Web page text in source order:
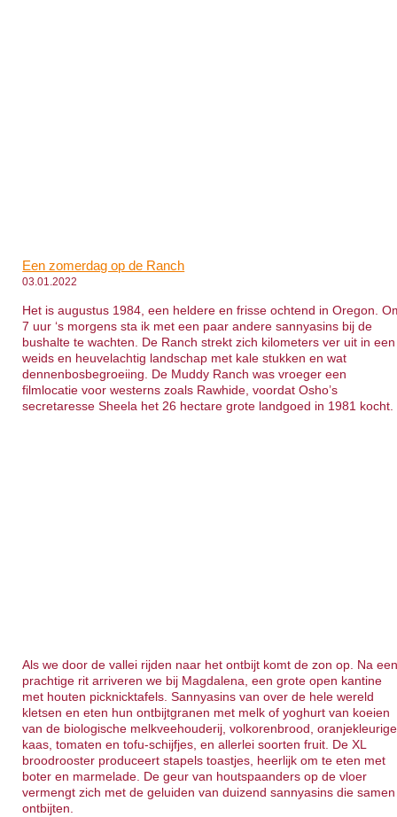
Een zomerdag op de Ranch
03.01.2022
Het is augustus 1984, een heldere en frisse ochtend in Oregon.
7 uur ‘s morgens sta ik met een paar andere sannyasins bij de
bushalte te wachten. De Ranch strekt zich kilometers ver uit in een
weids en heuvelachtig landschap met kale stukken en wat
dennenbosbegroeiing. De Muddy Ranch was vroeger een
filmlocatie voor westerns zoals Rawhide, voordat Osho’s
secretaresse Sheela het 26 hectare grote landgoed in 1981 kocht.
Als we door de vallei rijden naar het ontbijt komt de zon op. Na
prachtige rit arriveren we bij Magdalena, een grote open kantine
met houten picknicktafels. Sannyasins van over de hele wereld
kletsen en eten hun ontbijtgranen met melk of yoghurt van koeien
van de biologische melkveehouderij, volkorenbrood, oranjekleurige
kaas, tomaten en tofu-schijfjes, en allerlei soorten fruit. De XL
broodrooster produceert stapels toastjes, heerlijk om te eten met
boter en marmelade. De geur van houtspaanders op de vloer
vermengt zich met de geluiden van duizend sannyasins die samen
ontbijten.